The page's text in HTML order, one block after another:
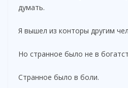
думать.
Я вышел из конторы другим
Но странное было не в
Странное было в боли.